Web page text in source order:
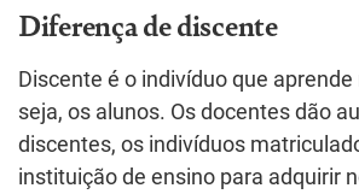
Diferença de discente
Discente é o indivíduo que aprende
seja, os alunos. Os docentes dão
discentes, os indivíduos
instituição de ensino para adquirir